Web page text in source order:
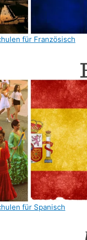
für Französisch
für Spanisch